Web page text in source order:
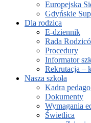
Europejska
Gdyńskie
Dla rodzica
E-dziennik
Rada
Procedury
Informator
Rekrutacja –
Nasza szkoła
Kadra
Dokumenty
Wymagania
Świetlica